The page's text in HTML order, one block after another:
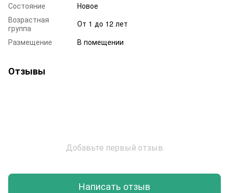
Состояние
Новое
Возрастная
группа
От 1 до 12 лет
Размещение
В помещении
Отзывы
Добавьте первый отзыв
Написать отзыв